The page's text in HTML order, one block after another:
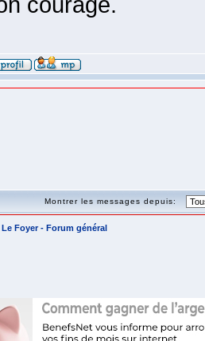
Montrer les messages depuis:
Le Foyer - Forum général